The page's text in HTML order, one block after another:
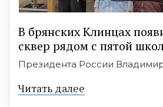
В брянских Клинцах
сквер рядом с пятой
Президента России
Читать далее